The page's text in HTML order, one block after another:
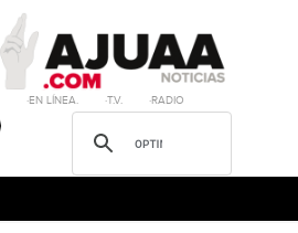
·EN LÍNEA. ·T.V. ·RADIO